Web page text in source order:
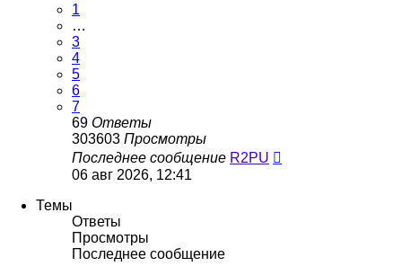
1
…
3
4
5
6
7
69 Ответы
303603 Просмотры
Последнее сообщение R2PU
06 авг 2026, 12:41
Темы
Ответы
Просмотры
Последнее сообщение